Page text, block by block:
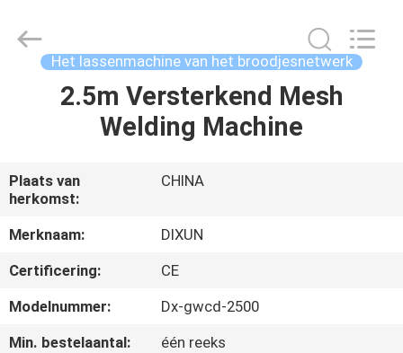
VR
TOON
ONGEVEER
ONS
Mesh
Products
Het lassenmachine van het broodjesnetwerk
2.5m Versterkend Mesh
Welding Machine
Plaats van
herkomst:
CHINA
Merknaam:
DIXUN
Certificering:
CE
Modelnummer:
Dx-gwcd-2500
Min. bestelaantal:
één reeks